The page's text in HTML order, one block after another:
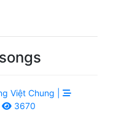
Việt Chung |
3670